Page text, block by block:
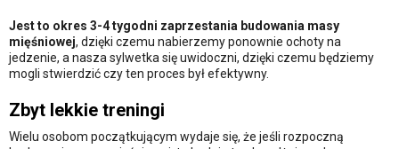
Jest to okres 3-4 tygodni zaprzestania budowania masy
mięśniowej, dzięki czemu nabierzemy ponownie ochoty na
jedzenie, a nasza sylwetka się uwidoczni, dzięki czemu będziemy
mogli stwierdzić czy ten proces był efektywny.
Zbyt lekkie treningi
Wielu osobom początkującym wydaje się, że jeśli rozpoczną